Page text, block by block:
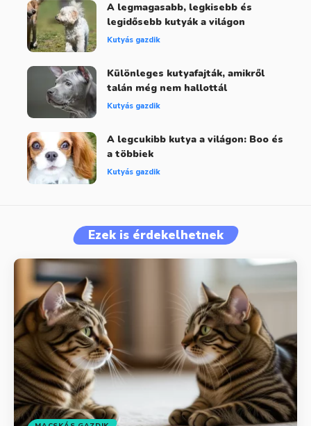
A legmagasabb, legkisebb és
legidősebb kutyák a világon
Kutyás gazdik
Különleges kutyafajták, amikről
talán még nem hallottál
Kutyás gazdik
A legcukibb kutya a világon: Boo és
a többiek
Kutyás gazdik
Ezek is érdekelhetnek